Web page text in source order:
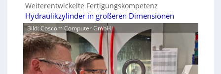
Weiterentwickelte Fertigungskompetenz
Hydraulikzylinder in größeren Dimensionen
Bild: Coscom Computer GmbH